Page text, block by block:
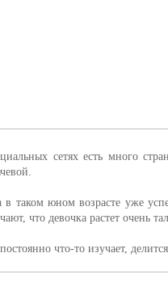
сетях есть много
в таком юном возрасте уже
что девочка растет очень
что-то изучает,